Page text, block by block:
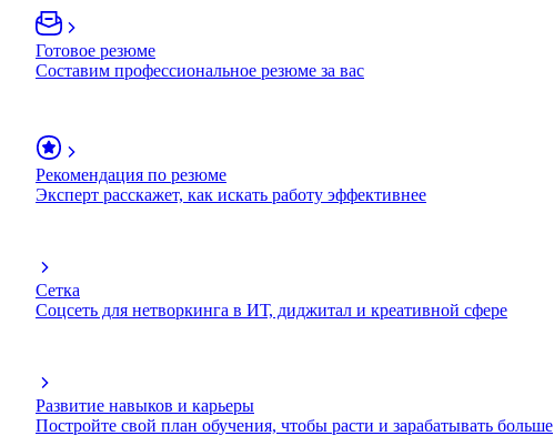
Готовое резюме
Составим профессиональное резюме за вас
Рекомендация по резюме
Эксперт расскажет, как искать работу эффективнее
Сетка
Соцсеть для нетворкинга в ИТ, диджитал и креативной сфере
Развитие навыков и карьеры
Постройте свой план обучения, чтобы расти и зарабатывать больше